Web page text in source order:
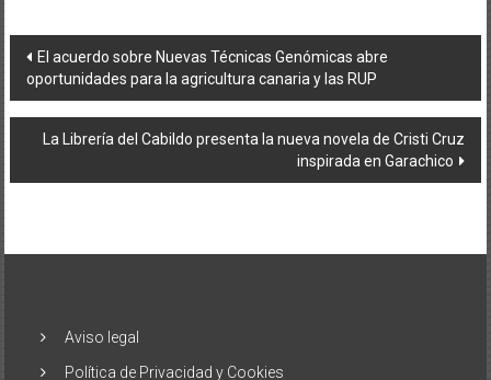
Navegación
de
entradas
El acuerdo sobre Nuevas Técnicas Genómicas abre
oportunidades para la agricultura canaria y las RUP
La Librería del Cabildo presenta la nueva novela de Cristi Cruz
inspirada en Garachico
Aviso legal
Política de Privacidad y Cookies